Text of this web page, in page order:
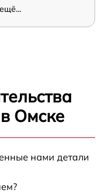
Омске
нами детали